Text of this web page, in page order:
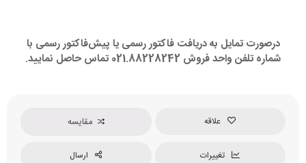
درصورت تمایل به دریافت فاکتور رسمی یا پیش‌فاکتور رسمی با
شماره تلفن واحد فروش 021.88228242 تماس حاصل نمایید.
علاقه مقایسه
تغییرات ارسال